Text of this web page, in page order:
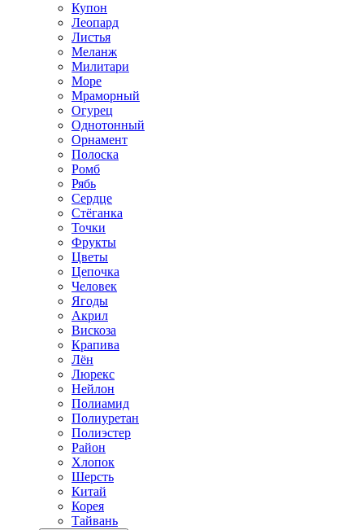
Купон
Леопард
Листья
Меланж
Милитари
Море
Мраморный
Огурец
Однотонный
Орнамент
Полоска
Ромб
Рябь
Сердце
Стёганка
Точки
Фрукты
Цветы
Цепочка
Человек
Ягоды
Акрил
Вискоза
Крапива
Лён
Люрекс
Нейлон
Полиамид
Полиуретан
Полиэстер
Район
Хлопок
Шерсть
Китай
Корея
Тайвань